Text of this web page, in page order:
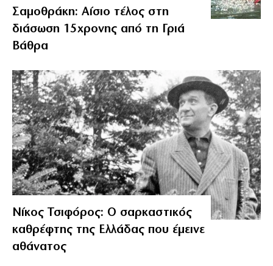
Σαμοθράκη: Αίσιο τέλος στη
διάσωση 15χρονης από τη Γριά
Βάθρα
Νίκος Τσιφόρος: Ο σαρκαστικός
καθρέφτης της Ελλάδας που έμεινε
αθάνατος